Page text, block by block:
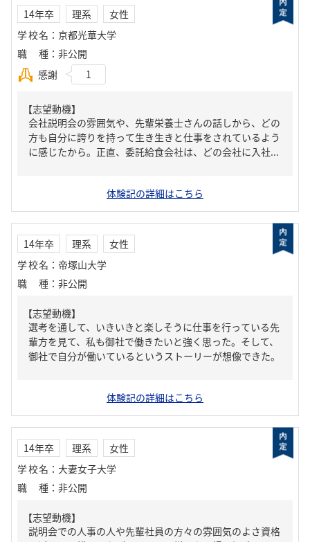
14年卒 理系
女性
学校名 ： 京都光華大学
職種 ： 非公開
感謝
1
【志望動機】
会社説明会の雰囲気や、先輩栄養士さんの話しから、どの
方も自分に誇りを持って生き生きと仕事をされているよう
に感じたから。正直、委託給食会社は、どの会社に入社...
体験記の詳細はこちら
14年卒 理系
女性
学校名 ： 帝塚山大学
職種 ： 非公開
【志望動機】
選考を通して、いきいきと楽しそうに仕事を行っている先
輩方を見て、私も御社で働きたいと強く思った。そして、
御社で自分が働いているというストーリーが想像できた。
体験記の詳細はこちら
14年卒 理系
女性
学校名 ： 大妻女子大学
職種 ： 非公開
【志望動機】
説明会での人事の人や先輩社員の方々の雰囲気のよさ資格